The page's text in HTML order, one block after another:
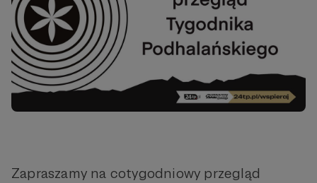
Zapraszamy na cotygodniowy przegląd